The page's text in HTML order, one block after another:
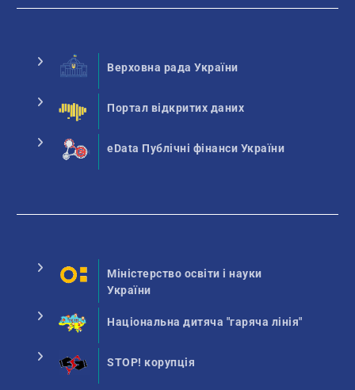
Верховна рада України
Портал відкритих даних
eData Публічні фінанси України
Міністерство освіти і науки
України
Національна дитяча "гаряча лінія"
STOP! корупція